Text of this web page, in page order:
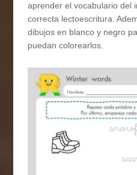
aprender el vocabulario del
correcta lectoescritura.
dibujos en blanco y negro
puedan colorearlos.